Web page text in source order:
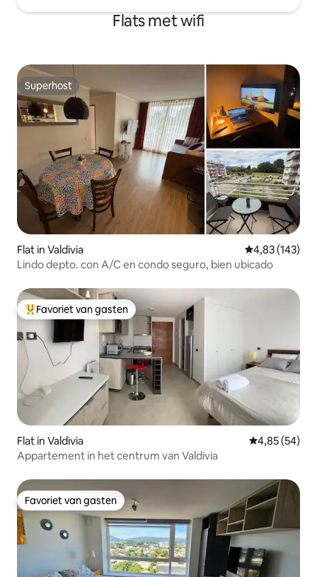
Flats met wifi
Superhost
Superhost
Flat in Valdivia Gemiddelde
4,83 (143)
Lindo depto. con A/C en condo seguro, bien ubicado
Topfavoriet van gasten
Favoriet van gasten
Flat in Valdivia Gemiddelde
4,85 (54)
Appartement in het centrum van Valdivia
Favoriet van gasten
Favoriet van gasten